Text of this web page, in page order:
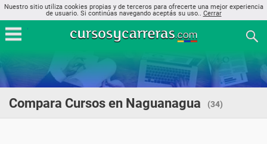
Nuestro sitio utiliza cookies propias y de terceros para ofrecerte una mejor experiencia
de usuario. Si continúas navegando aceptás su uso.. Cerrar
Compara Cursos en Naguanagua (34)